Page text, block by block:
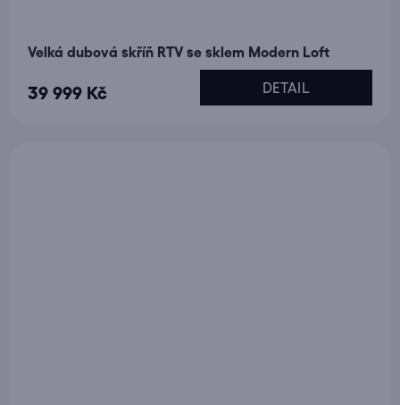
Velká dubová skříň RTV se sklem Modern Loft
39 999 Kč DETAIL